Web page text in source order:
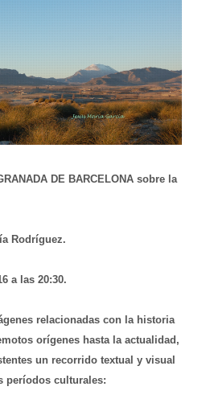
DE BARCELONA sobre la
Rodríguez.
a las 20:30.
relacionadas con la historia
orígenes hasta la actualidad,
un recorrido textual y visual
períodos culturales: